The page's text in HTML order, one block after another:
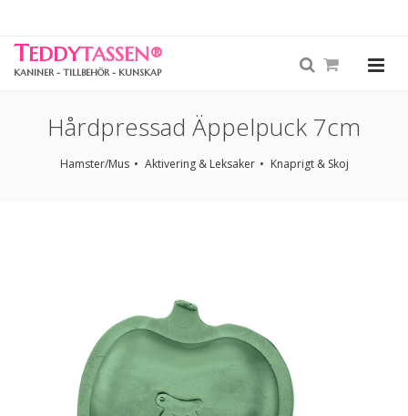
TEDDYTASSEN®
KANINER - TILLBEHÖR - KUNSKAP
Hårdpressad Äppelpuck 7cm
Hamster/Mus Aktivering & Leksaker Knaprigt & Skoj